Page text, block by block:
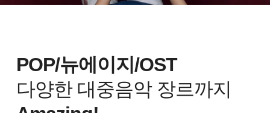
POP/뉴에이지/OST
다양한 대중음악 장르까지